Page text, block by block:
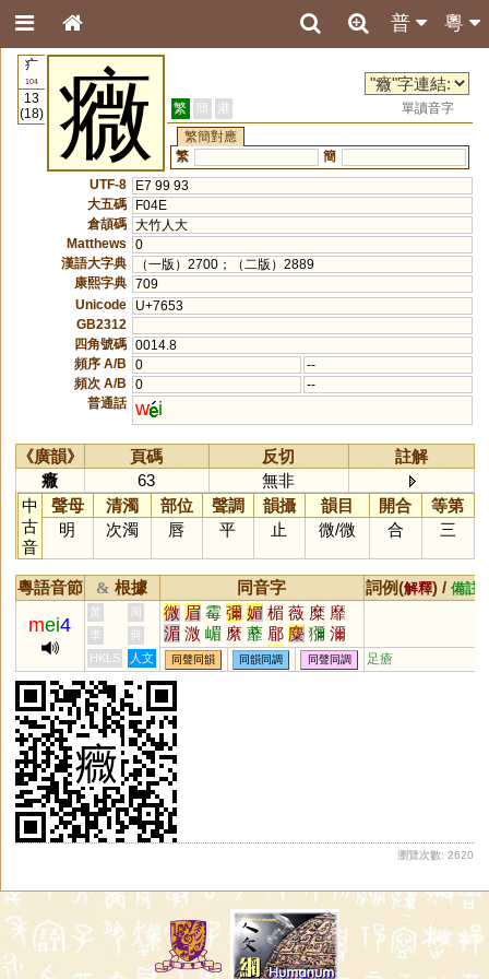
粵
普
疒
104
13
(18)
癓 繁 簡 港
單讀音字
繁簡對應
繁
簡
UTF-8
E7 99 93
大五碼
F04E
倉頡碼 大竹人大
Matthews
0
漢語大字典
（一版）2700；（二版）2889
康熙字典 709
Unicode
U+7653
GB2312
四角號碼 0014.8
頻序 A/B
0
--
頻次 A/B
0
--
普通話 w i
《廣韻》 頁碼 反切
註解
癓
63
無非
中
古
音
聲母 清濁 部位 聲調 韻攝 韻目 開合
等第
明
次濁 唇 平 止 微/微 合 三
粵語音節 & 根據 同音字 詞例(解釋) / 備註
mei4
黃 周 微 眉 霉 彌 媚 楣 薇 糜 靡
湄 溦 嵋 縻 蘼 郿 麋 獼 濔
瀰 攠 霺 覹 瞴 蘪 瓕 瑂 徾
麊 攗 穈 醾 爢 黴 堳 冞
李
何
HKLS
人文 同聲同韻 同韻同調 同聲同調 足瘡
瀏覽次數: 2620